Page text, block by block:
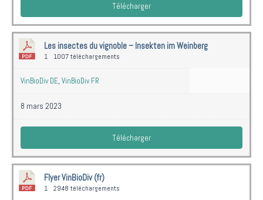
Télécharger
Les insectes du vignoble – Insekten im Weinberg
1 1007 téléchargements
VinBioDiv DE, VinBioDiv FR
8 mars 2023
Télécharger
Flyer VinBioDiv (fr)
1 2948 téléchargements